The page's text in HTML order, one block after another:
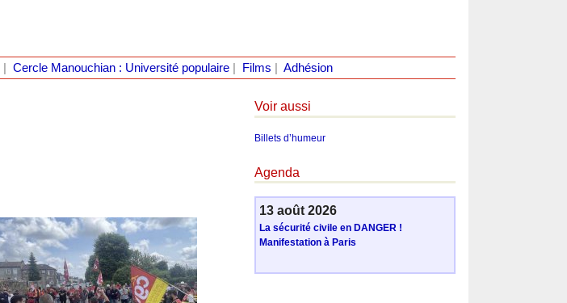
Cercle Manouchian : Université populaire| Films Adhésion
Voir aussi
Billets d’humeur
Agenda
13 août 2026
La sécurité civile en DANGER !
Manifestation à Paris